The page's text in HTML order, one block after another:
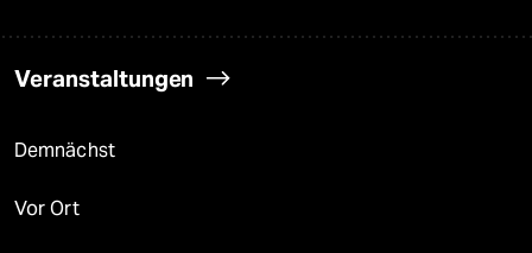
Veranstaltungen
Demnächst
Vor Ort